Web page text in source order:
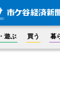
遊ぶ 買う 暮